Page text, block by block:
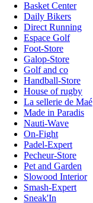
Basket Center
Daily Bikers
Direct Running
Espace Golf
Foot-Store
Galop-Store
Golf and co
Handball-Store
House of rugby
La sellerie de Maé
Made in Paradis
Nauti-Wave
On-Fight
Padel-Expert
Pecheur-Store
Pet and Garden
Slowood Interior
Smash-Expert
Sneak'In